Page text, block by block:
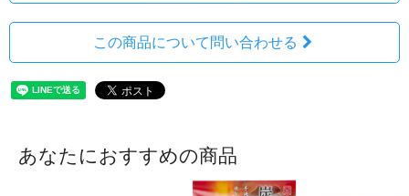
この商品について問い合わせる
あなたにおすすめの商品